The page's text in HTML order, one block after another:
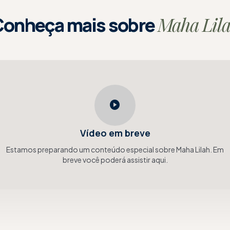
mais sobreMaha
play_circle
Vídeo em breve
Estamos preparando um conteúdo especial sobreMaha Lilah . Em
breve você poderá assistir aqui.